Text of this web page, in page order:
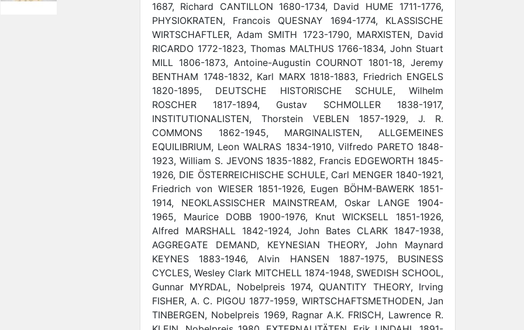
1687, Richard CANTILLON 1680-1734, David HUME 1711-1776,
PHYSIOKRATEN, Francois QUESNAY 1694-1774, KLASSISCHE
WIRTSCHAFTLER, Adam SMITH 1723-1790, MARXISTEN, David
RICARDO 1772-1823, Thomas MALTHUS 1766-1834, John Stuart
MILL 1806-1873, Antoine-Augustin COURNOT 1801-18, Jeremy
BENTHAM 1748-1832, Karl MARX 1818-1883, Friedrich ENGELS
1820-1895, DEUTSCHE HISTORISCHE SCHULE, Wilhelm
ROSCHER 1817-1894, Gustav SCHMOLLER 1838-1917,
INSTITUTIONALISTEN, Thorstein VEBLEN 1857-1929, J. R.
COMMONS 1862-1945, MARGINALISTEN, ALLGEMEINES
EQUILIBRIUM, Leon WALRAS 1834-1910, Vilfredo PARETO 1848-
1923, William S. JEVONS 1835-1882, Francis EDGEWORTH 1845-
1926, DIE ÖSTERREICHISCHE SCHULE, Carl MENGER 1840-1921,
Friedrich von WIESER 1851-1926, Eugen BÖHM-BAWERK 1851-
1914, NEOKLASSISCHER MAINSTREAM, Oskar LANGE 1904-
1965, Maurice DOBB 1900-1976, Knut WICKSELL 1851-1926,
Alfred MARSHALL 1842-1924, John Bates CLARK 1847-1938,
AGGREGATE DEMAND, KEYNESIAN THEORY, John Maynard
KEYNES 1883-1946, Alvin HANSEN 1887-1975, BUSINESS
CYCLES, Wesley Clark MITCHELL 1874-1948, SWEDISH SCHOOL,
Gunnar MYRDAL, Nobelpreis 1974, QUANTITY THEORY, Irving
FISHER, A. C. PIGOU 1877-1959, WIRTSCHAFTSMETHODEN, Jan
TINBERGEN, Nobelpreis 1969, Ragnar A.K. FRISCH, Lawrence R.